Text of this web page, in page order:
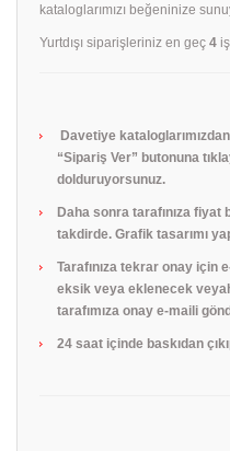
kataloglarımızı beğeninize
Yurtdışı siparişleriniz en geç 4
Davetiye
“Sipariş Ver” butonuna
dolduruyorsunuz.
Daha sonra tarafınıza fiyat
takdirde. Grafik tasarımı
Tarafınıza tekrar onay için
eksik veya eklenecek
tarafımıza onay e-maili
24 saat içinde baskıdan